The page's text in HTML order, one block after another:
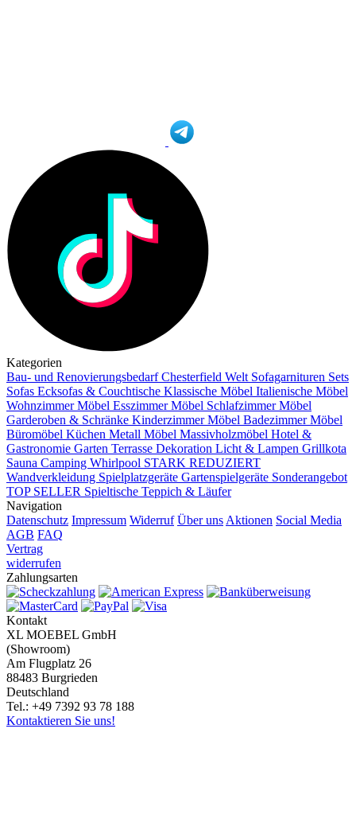
Kategorien
Bau- und RenovierungsbedarfChesterfield Welt Sofagarnituren Sets
Sofas Ecksofas & Couchtische Klassische Möbel Italienische Möbel
Wohnzimmer Möbel Esszimmer Möbel Schlafzimmer Möbel
Garderoben & Schränke Kinderzimmer Möbel Badezimmer Möbel
Büromöbel Küchen Metall Möbel Massivholzmöbel Hotel &
Gastronomie Garten Terrasse Dekoration Licht & Lampen Grillkota
Sauna Camping Whirlpool STARK REDUZIERT
Wandverkleidung Spielplatzgeräte Gartenspielgeräte Sonderangebot
TOP SELLER Spieltische Teppich & Läufer
Navigation
Datenschutz Impressum Widerruf Über uns Aktionen Social Media
AGB FAQ
Vertrag
widerrufen
Zahlungsarten
Kontakt
XL MOEBEL GmbH
(Showroom)
Am Flugplatz 26
88483 Burgrieden
Deutschland
Tel.: +49 7392 93 78 188
Kontaktieren Sie uns!